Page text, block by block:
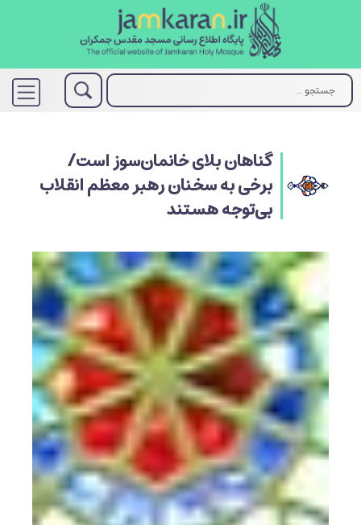
گناهان بلای خانمان‌سوز است/
برخی به سخنان رهبر معظم انقلاب
بی‌توجه‌ هستند